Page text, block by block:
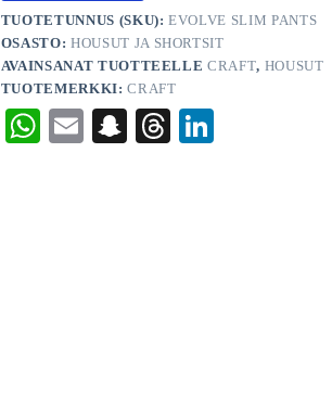
TUOTETUNNUS (SKU):EVOLVE SLIM PANTS
OSASTO: HOUSUT JA SHORTSIT
AVAINSANAT TUOTTEELLECRAFT, HOUSUT
TUOTEMERKKI:CRAFT
W
E
S
T